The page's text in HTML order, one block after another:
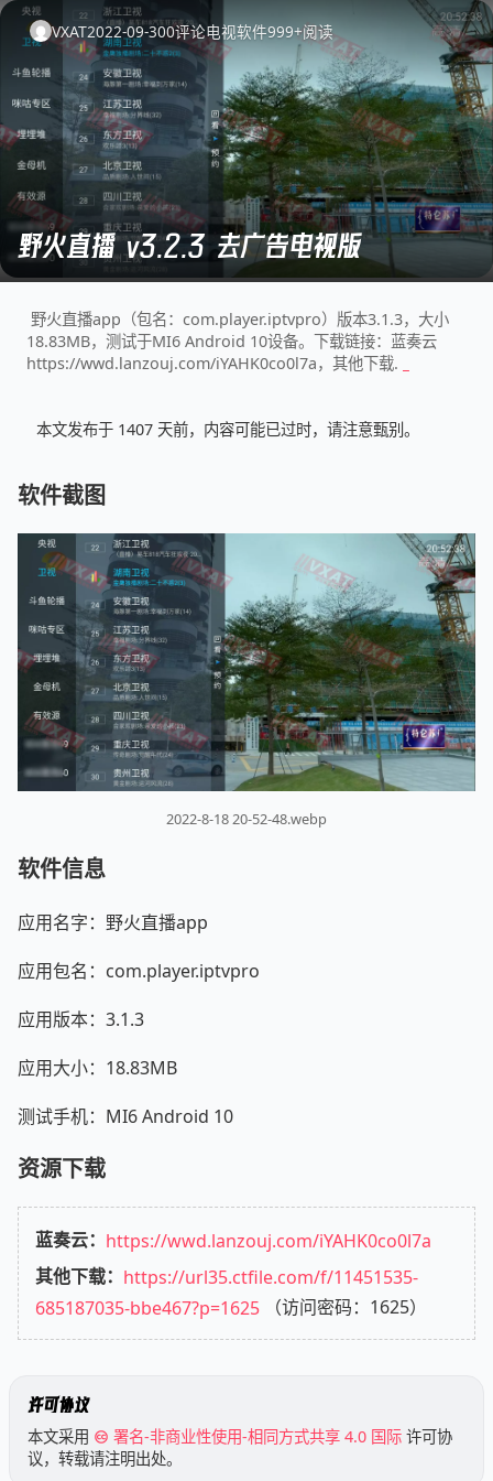
VXAT2022-09-300评论电视软件999+阅读
野火直播 v3.2.3 去广告电视版
野火直播app（包名：com.player.iptvpro）版本3.1.3，大小
18.83MB，测试于MI6 Android 10设备。下载链接：蓝奏云
https://wwd.lanzouj.com/iYAHK0co0l7a，其他下载...
本文发布于 1407 天前，内容可能已过时，请注意甄别。
软件截图
2022-8-18 20-52-48.webp
软件信息
应用名字：野火直播app
应用包名：com.player.iptvpro
应用版本：3.1.3
应用大小：18.83MB
测试手机：MI6 Android 10
资源下载
蓝奏云： https://wwd.lanzouj.com/iYAHK0co0l7a
其他下载： https://url35.ctfile.com/f/11451535-
685187035-bbe467?p=1625 （访问密码：1625）
许可协议
本文采用 署名-非商业性使用-相同方式共享 4.0 国际 许可协
议，转载请注明出处。